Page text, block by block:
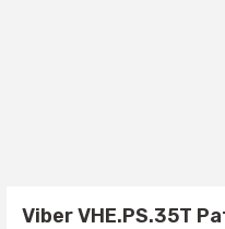
Viber VHE.PS.35T